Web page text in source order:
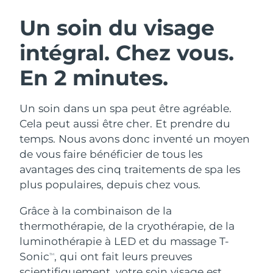
Un soin du visage
intégral. Chez vous.
En 2 minutes.
Un soin dans un spa peut être agréable.
Cela peut aussi être cher. Et prendre du
temps. Nous avons donc inventé un moyen
de vous faire bénéficier de tous les
avantages des cinq traitements de spa les
plus populaires, depuis chez vous.
Grâce à la combinaison de la
thermothérapie, de la cryothérapie, de la
luminothérapie à LED et du massage T-
SonicTM, qui ont fait leurs preuves
Nettoyage du visage
Anti-aging massage
LUNA™ 4 Plus
Massage, LED heating
LUNA™ 4 Men
For men, anti-aging massage
Lifting
Microcurrent toning
BEAR™ 2 go
Microcurrent toning on-the-go
BEAR™ 2 eyes & lips
Microcurrent line smoothing device
Hydratation
UFO™ 3 coffret
Deep facial hydration
UFO™ 3 LED
Near-infrared and red light therapy
device
Soin bucco-dentaire
issa™ 4
Hybrid silicone sonic toothbrush
issa™ 4 plus
Smart hybrid silicone sonic toothbrush
FAQ™ TRAITEMENT ANTI-ÂGE
Anti-âge Traitements LED
NEW
Autriche Livraison estimée
Bahreïn Livraison estimée8/10/26
Belgique Livraison estimée
Bermudes Livraison estimée8/15/26
Bosnie-Herzégovine Livraison estimée
Bulgarie Livraison estimée
Canada Livraison estimée 8/13/26
Chili Livraison estimée